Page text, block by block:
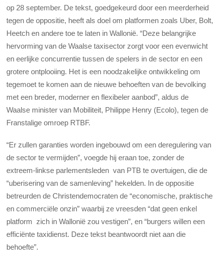
op 28 september. De tekst, goedgekeurd door een meerderheid
tegen de oppositie, heeft als doel om platformen zoals Uber, Bolt,
Heetch en andere toe te laten in Wallonië. “Deze belangrijke
hervorming van de Waalse taxisector zorgt voor een evenwicht
en eerlijke concurrentie tussen de spelers in de sector en een
grotere ontplooiing. Het is een noodzakelijke ontwikkeling om
tegemoet te komen aan de nieuwe behoeften van de bevolking
met een breder, moderner en flexibeler aanbod”, aldus de
Waalse minister van Mobiliteit, Philippe Henry (Ecolo), tegen de
Franstalige omroep RTBF.
“Er zullen garanties worden ingebouwd om een deregulering van
de sector te vermijden”, voegde hij eraan toe, zonder de
extreem-linkse parlementsleden van PTB te overtuigen, die de
“uberisering van de samenleving” hekelden. In de oppositie
betreurden de Christendemocraten de “economische, praktische
en commerciële onzin” waarbij ze vreesden “dat geen enkel
platform zich in Wallonië zou vestigen”, en “burgers willen een
efficiënte taxidienst. Deze tekst beantwoordt niet aan die
behoefte”.